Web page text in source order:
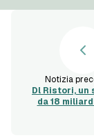
Notizia
Dl Ristori, un
da 18